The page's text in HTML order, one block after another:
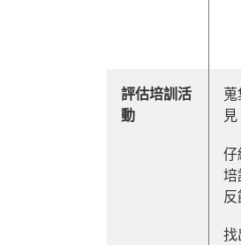
評估培訓活
動
見
仔
培
反
找